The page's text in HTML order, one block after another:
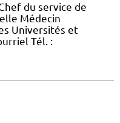
du service de
Médecin
Universités et
Tél. :